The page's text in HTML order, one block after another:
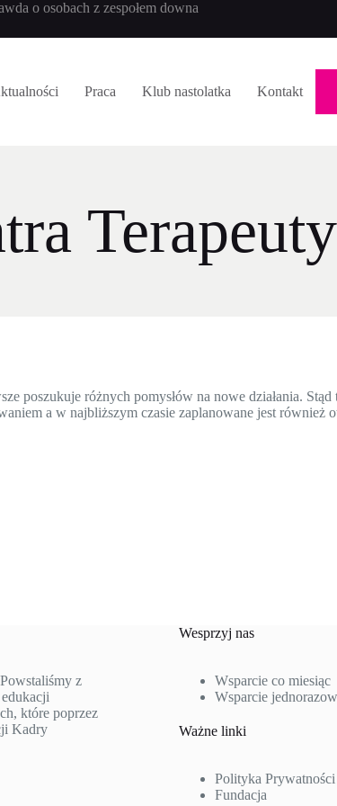
o osobach z zespołem downa
Praca Klub nastolatka Kontakt
poszukuje różnych pomysłów na nowe działania.
a w najbliższym czasie zaplanowane jest również
z
które poprzez
Kadry
Wesprzyj nas
Wsparcie co miesiąc
Wsparcie
Ważne linki
Polityka Prywatności
Fundacja